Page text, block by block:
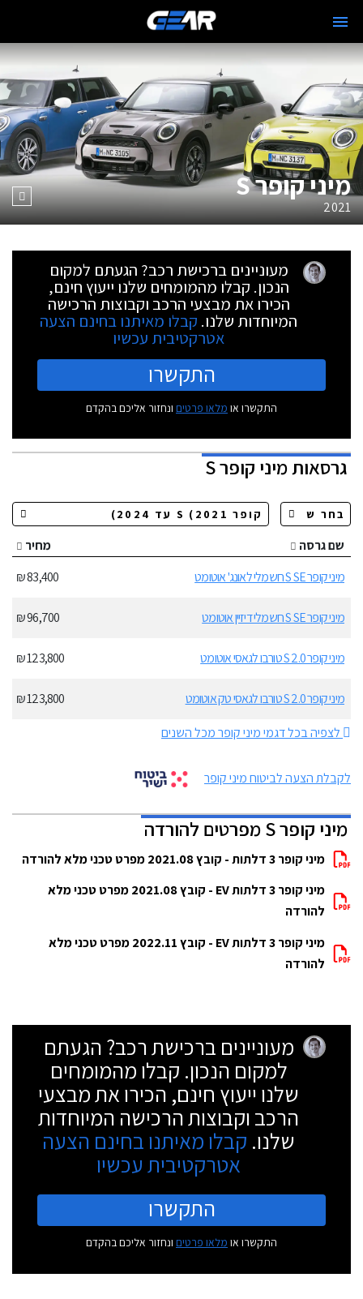
מיני קופר S
2021
מעוניינים ברכישת רכב? הגעתם למקום
הנכון. קבלו מהמומחים שלנו ייעוץ חינם,
הכירו את מבצעי הרכב וקבוצות הרכישה
המיוחדות שלנו. קבלו מאיתנו בחינם הצעה
אטרקטיבית עכשיו
התקשרו
התקשרו או מלאו פרטים ונחזור אליכם בהקדם
גרסאותמיני קופר S
שם גרסה
מחיר
מיני קופר S SE חשמלי לאונג' אוטומט
83,400 ₪
מיני קופר S SE חשמלי דיזיין אוטומט 96,700 ₪
מיני קופר S 2.0 טורבו לגאסי אוטומט 123,800 ₪
מיני קופר S 2.0 טורבו לגאסי טק אוטומט
123,800 ₪
לצפיה בכל דגמי מיני קופר מכל השנים
לקבלת הצעה לביטוח מיני קופר
מיני קופר S מפרטים להורדה
מיני קופר 3 דלתות - קובץ 2021.08 מפרט טכני מלא להורדה
מיני קופר 3 דלתות EV - קובץ 2021.08 מפרט טכני מלא
להורדה
מיני קופר 3 דלתות EV - קובץ 2022.11 מפרט טכני מלא
להורדה
מעוניינים ברכישת רכב? הגעתם
למקום הנכון. קבלו מהמומחים
שלנו ייעוץ חינם, הכירו את מבצעי
הרכב וקבוצות הרכישה המיוחדות
שלנו. קבלו מאיתנו בחינם הצעה
אטרקטיבית עכשיו
התקשרו
התקשרו או מלאו פרטים ונחזור אליכם בהקדם